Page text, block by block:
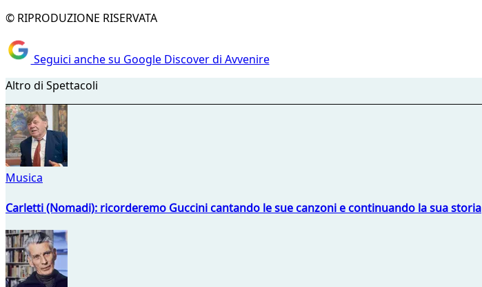
© RIPRODUZIONE RISERVATA
Seguici anche su Google Discover di Avvenire
Altro di Spettacoli
Musica
Carletti (Nomadi): ricorderemo Guccini cantando le sue canzoni e continuando la sua storia